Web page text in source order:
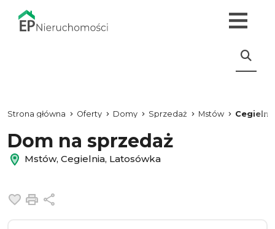
Strona główna Oferty Domy Sprzedaż Mstów
Dom na sprzedaż
Mstów, Cegielnia, Latosówka
Dodaj do ulubionych
Drukuj